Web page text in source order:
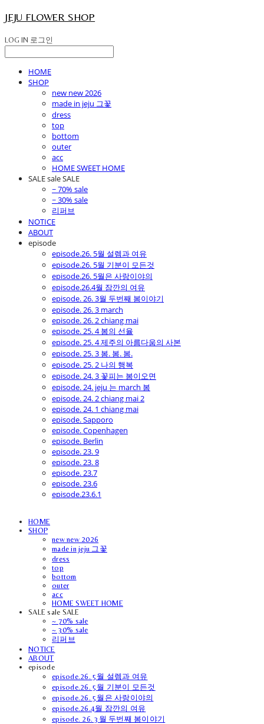
JEJU FLOWER SHOP
LOG IN 로그인
HOME
SHOP
new new 2026
made in jeju 그꽃
dress
top
bottom
outer
acc
HOME SWEET HOME
SALE sale SALE
~ 70% sale
~ 30% sale
리퍼브
NOTICE
ABOUT
episode
episode.26. 5월 설렘과 여유
episode.26. 5월 기분이 모든것
episode.26. 5월은 사랑이야의
episode.26.4월 잠깐의 여유
episode. 26. 3월 두번째 봄이야기
episode. 26. 3 march
episode. 26. 2 chiang mai
episode. 25. 4 봄의 선율
episode. 25. 4 제주의 아름다움의 사본
episode. 25. 3 봄. 봄. 봄.
episode. 25. 2 나의 행복
episode. 24. 3 꽃피는 봄이오면
episode. 24. jeju 는 march 봄
episode. 24. 2 chiang mai 2
episode. 24. 1 chiang mai
episode. Sapporo
episode. Copenhagen
episode. Berlin
episode. 23. 9
episode. 23. 8
episode. 23.7
episode. 23.6
episode.23.6.1
HOME
SHOP
new new 2026
made in jeju 그꽃
dress
top
bottom
outer
acc
HOME SWEET HOME
SALE sale SALE
~ 70% sale
~ 30% sale
리퍼브
NOTICE
ABOUT
episode
episode.26. 5월 설렘과 여유
episode.26. 5월 기분이 모든것
episode.26. 5월은 사랑이야의
episode.26.4월 잠깐의 여유
episode. 26. 3월 두번째 봄이야기